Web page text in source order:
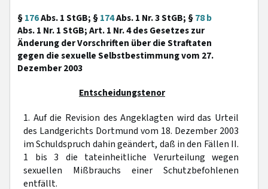
§176Abs. 1 StGB; §174Abs. 1 Nr. 3 StGB; §78 b
Abs. 1 Nr. 1 StGB; Art. 1 Nr. 4 des Gesetzes zur
Änderung der Vorschriften über die Straftaten
gegen die sexuelle Selbstbestimmung vom 27.
Dezember 2003
Entscheidungstenor
1. Auf die Revision des Angeklagten wird das Urteil
des Landgerichts Dortmund vom 18. Dezember 2003
im Schuldspruch dahin geändert, daß in den Fällen II.
1 bis 3 die tateinheitliche Verurteilung wegen
sexuellen Mißbrauchs einer Schutzbefohlenen
entfällt.